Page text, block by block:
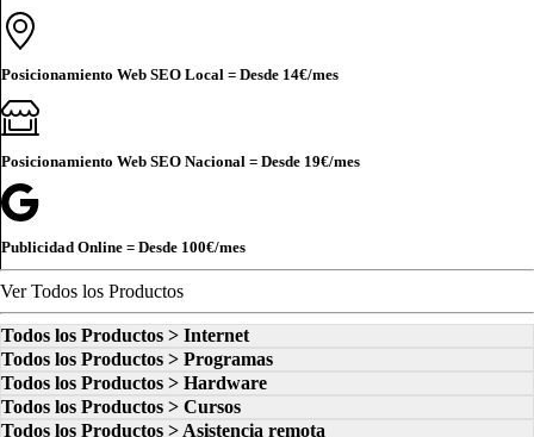
Posicionamiento Web SEO Local = Desde 14€/mes
Posicionamiento Web SEO Nacional = Desde 19€/mes
Publicidad Online = Desde 100€/mes
Ver Todos los Productos
Todos los Productos > Internet
Todos los Productos > Programas
Todos los Productos > Hardware
Todos los Productos > Cursos
Todos los Productos > Asistencia remota